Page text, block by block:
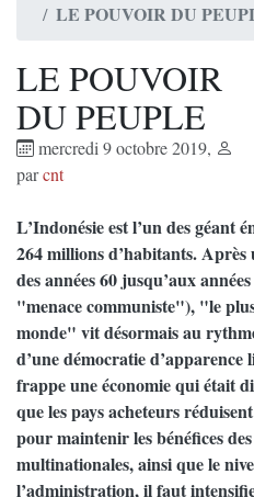
LE POUVOIR DU
LE POUVOIR
DU PEUPLE
mercredi 9 octobre 2019,
parcnt
L’Indonésie est l’un des géant
264 millions d’habitants.
des années 60 jusqu’aux
"menace communiste"), "le
monde" vit désormais au
d’une démocratie
frappe une économie qui était
que les pays acheteurs
pour maintenir les bénéfices
multinationales, ainsi que le
l’administration, il faut